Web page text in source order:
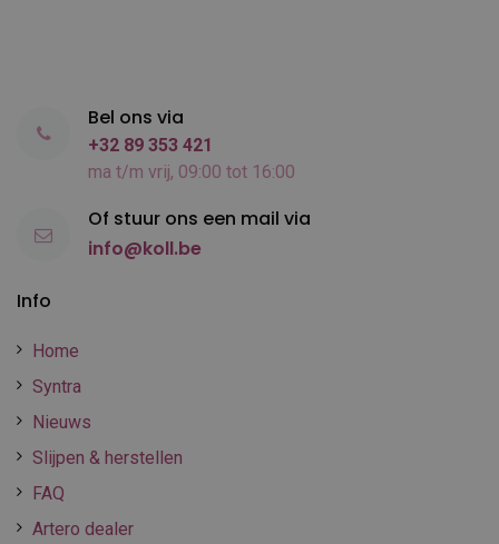
Info
Home
Syntra
Nieuws
Slijpen & herstellen
FAQ
Artero dealer
Bel ons via
+32 89 353 421
ma t/m vrij, 09:00 tot 16:00
Of stuur ons een mail via
info@koll.be